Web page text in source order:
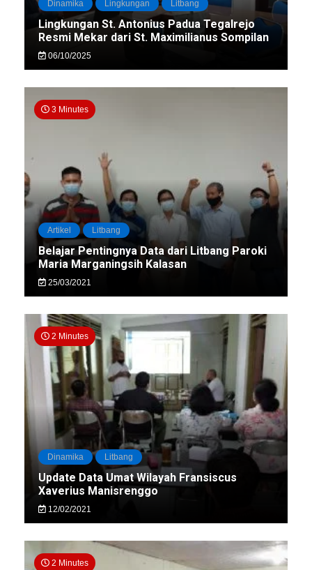
Dinamika Lingkungan Litbang
Lingkungan St. Antonius Padua Tegalrejo
Resmi Mekar dari St. Maximilianus Sompilan
06/10/2025
3 Minutes
Artikel Litbang
Belajar Pentingnya Data dari Litbang Paroki
Maria Marganingsih Kalasan
25/03/2021
2 Minutes
Dinamika Litbang
Update Data Umat Wilayah Fransiscus
Xaverius Manisrenggo
12/02/2021
2 Minutes